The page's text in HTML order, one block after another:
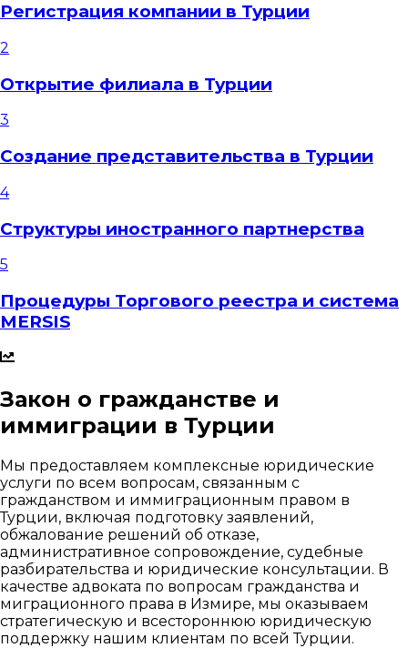
Регистрация компании в Турции
2
Открытие филиала в Турции
3
Создание представительства в Турции
4
Структуры иностранного партнерства
5
Процедуры Торгового реестра и система
MERSIS
Закон о гражданстве и
иммиграции в Турции
Мы предоставляем комплексные юридические
услуги по всем вопросам, связанным с
гражданством и иммиграционным правом в
Турции, включая подготовку заявлений,
обжалование решений об отказе,
административное сопровождение, судебные
разбирательства и юридические консультации. В
качестве адвоката по вопросам гражданства и
миграционного права в Измире, мы оказываем
стратегическую и всестороннюю юридическую
поддержку нашим клиентам по всей Турции.